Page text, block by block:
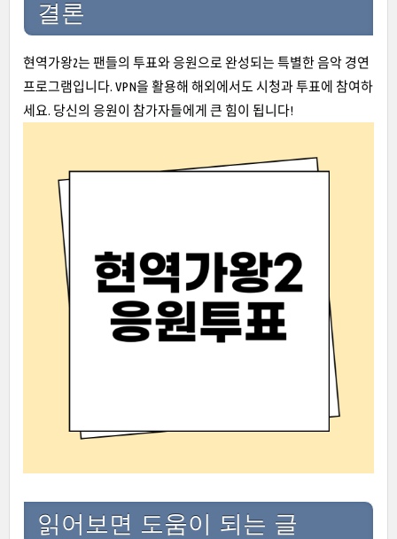
결론
현역가왕2는 팬들의 투표와 응원으로 완성되는 특별한 음악 경연
프로그램입니다. VPN을 활용해 해외에서도 시청과 투표에 참여하
세요. 당신의 응원이 참가자들에게 큰 힘이 됩니다!
읽어보면 도움이 되는 글